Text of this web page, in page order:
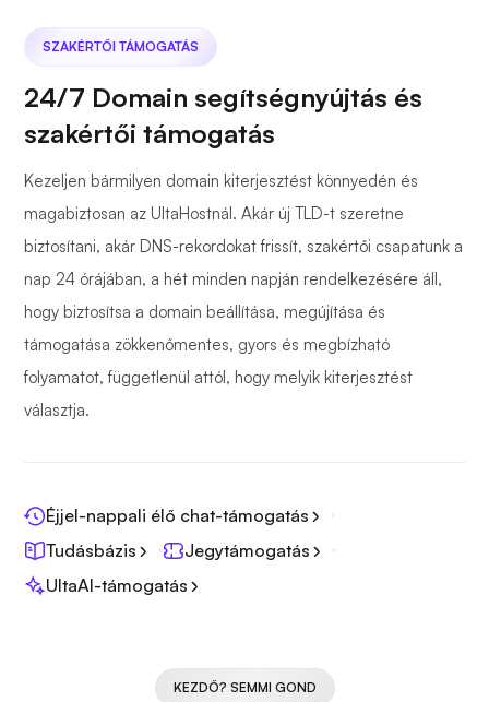
SZAKÉRTŐI TÁMOGATÁS
24/7 Domain segítségnyújtás és
szakértői támogatás
Kezeljen bármilyen domain kiterjesztést könnyedén és
magabiztosan az UltaHostnál. Akár új TLD-t szeretne
biztosítani, akár DNS-rekordokat frissít, szakértői csapatunk a
nap 24 órájában, a hét minden napján rendelkezésére áll,
hogy biztosítsa a domain beállítása, megújítása és
támogatása zökkenőmentes, gyors és megbízható
folyamatot, függetlenül attól, hogy melyik kiterjesztést
választja.
Éjjel-nappali élő chat-támogatás
Tudásbázis
Jegytámogatás
UltaAI-támogatás
KEZDŐ? SEMMI GOND